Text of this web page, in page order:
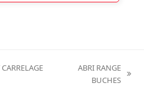
ABRI RANGE
BUCHES